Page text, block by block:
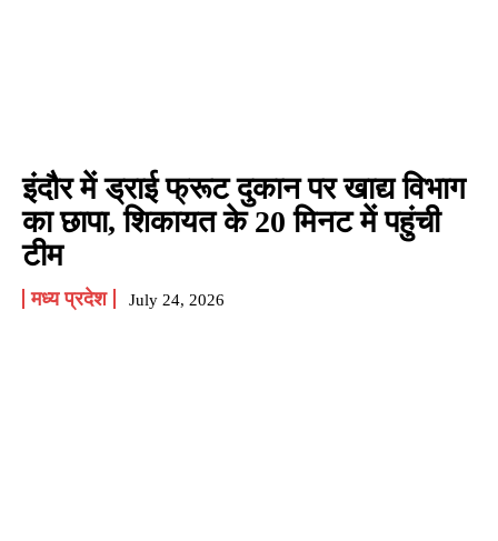
इंदौर में ड्राई फ्रूट दुकान पर खाद्य विभाग
का छापा, शिकायत के 20 मिनट में पहुंची
टीम
मध्य प्रदेश July 24, 2026